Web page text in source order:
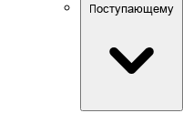
Поступающему